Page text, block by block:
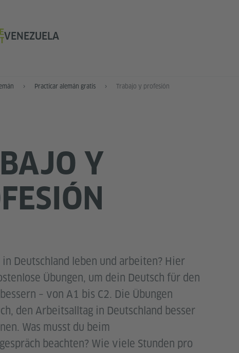
VENEZUELA
Practicar alemán gratis Trabajo y profesión
Y
in Deutschland leben und arbeiten? Hier
Übungen, um dein Deutsch für den
– von A1 bis C2. Die Übungen
den Arbeitsalltag in Deutschland besser
Was musst du beim
beachten? Wie viele Stunden pro